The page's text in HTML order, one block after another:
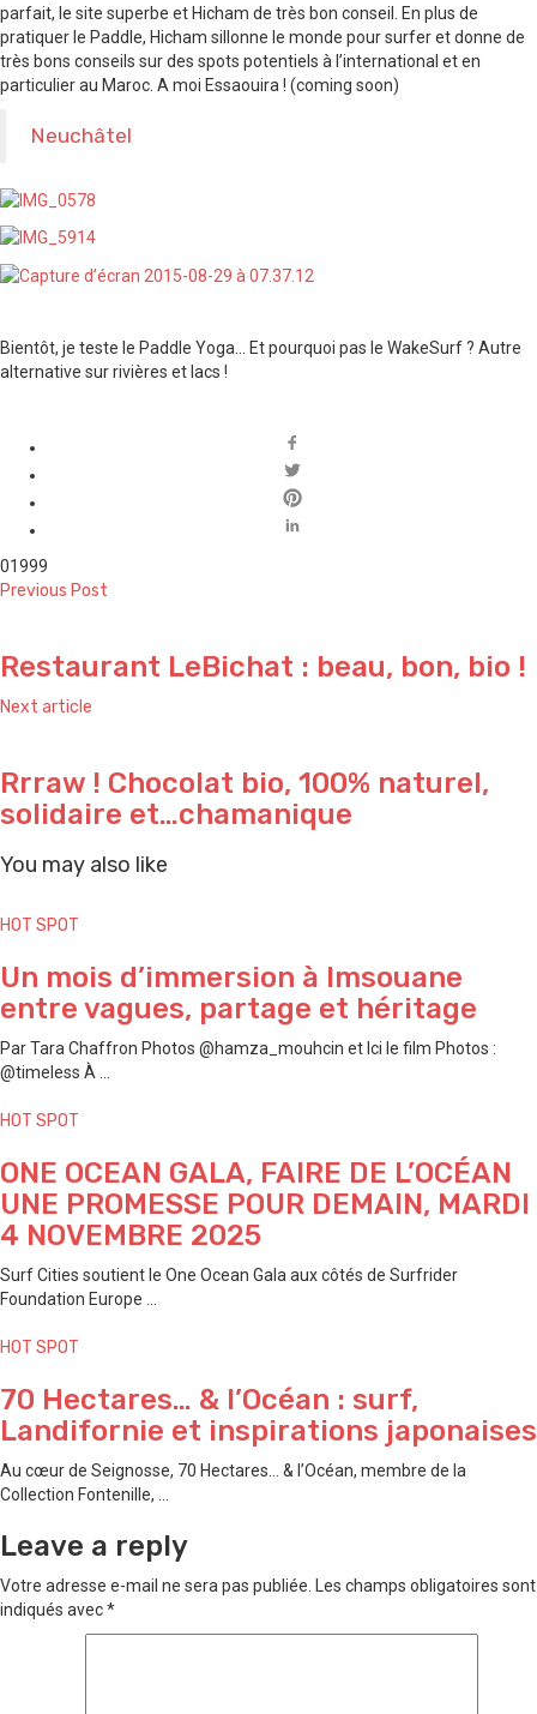
parfait, le site superbe et Hicham de très bon conseil. En plus de
pratiquer le Paddle, Hicham sillonne le monde pour surfer et donne de
très bons conseils sur des spots potentiels à l’international et en
particulier au Maroc. A moi Essaouira ! (coming soon)
Neuchâtel
Bientôt, je teste le Paddle Yoga… Et pourquoi pas le WakeSurf ? Autre
alternative sur rivières et lacs !
01999
Previous Post
Restaurant LeBichat : beau, bon, bio !
Next article
Rrraw ! Chocolat bio, 100% naturel,
solidaire et…chamanique
You may also like
HOT SPOT
Un mois d’immersion à Imsouane
entre vagues, partage et héritage
Par Tara Chaffron Photos @hamza_mouhcin et Ici le film Photos :
@timeless À ...
HOT SPOT
ONE OCEAN GALA, FAIRE DE L’OCÉAN
UNE PROMESSE POUR DEMAIN, MARDI
4 NOVEMBRE 2025
Surf Cities soutient le One Ocean Gala aux côtés de Surfrider
Foundation Europe ...
HOT SPOT
70 Hectares… & l’Océan : surf,
Landifornie et inspirations japonaises
Au cœur de Seignosse, 70 Hectares… & l’Océan, membre de la
Collection Fontenille, ...
Leave a reply
Votre adresse e-mail ne sera pas publiée. Les champs obligatoires sont
indiqués avec*